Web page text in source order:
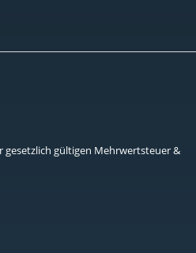
gesetzlich gültigen Mehrwertsteuer &